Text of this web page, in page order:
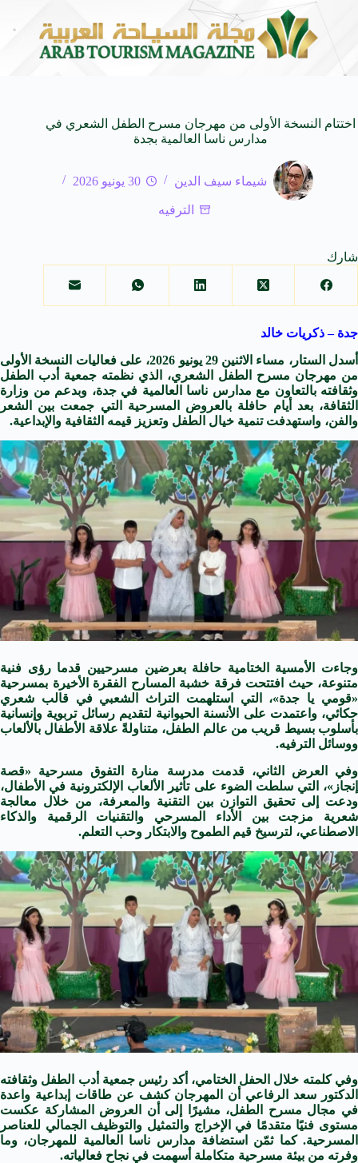
العالمية 8 أغسطس 2026 وزير الثقافة السعودي: استضافة المملكة
اختتام النسخة الأولى من مهرجان مسرح الطفل الشعري في
مدارس ناسا العالمية بجدة
شيماء سيف الدين 30 يونيو 2026
الترفيه
شارك
جدة – ذكريات خالد
أسدل الستار، مساء الاثنين 29 يونيو 2026، على فعاليات النسخة الأولى
من مهرجان مسرح الطفل الشعري، الذي نظمته جمعية أدب الطفل
وثقافته بالتعاون مع مدارس ناسا العالمية في جدة، وبدعم من وزارة
الثقافة، بعد أيام حافلة بالعروض المسرحية التي جمعت بين الشعر
والفن، واستهدفت تنمية خيال الطفل وتعزيز قيمه الثقافية والإبداعية.
وجاءت الأمسية الختامية حافلة بعرضين مسرحيين قدما رؤى فنية
متنوعة، حيث افتتحت فرقة خشبة المسارح الفقرة الأخيرة بمسرحية
«قومي يا جدة»، التي استلهمت التراث الشعبي في قالب شعري
حكائي، واعتمدت على الأنسنة الحيوانية لتقديم رسائل تربوية وإنسانية
بأسلوب بسيط قريب من عالم الطفل، متناولةً علاقة الأطفال بالألعاب
ووسائل الترفيه.
وفي العرض الثاني، قدمت مدرسة منارة التفوق مسرحية «قصة
إنجاز»، التي سلطت الضوء على تأثير الألعاب الإلكترونية في الأطفال،
ودعت إلى تحقيق التوازن بين التقنية والمعرفة، من خلال معالجة
شعرية مزجت بين الأداء المسرحي والتقنيات الرقمية والذكاء
الاصطناعي، لترسيخ قيم الطموح والابتكار وحب التعلم.
وفي كلمته خلال الحفل الختامي، أكد رئيس جمعية أدب الطفل وثقافته
الدكتور سعد الرفاعي أن المهرجان كشف عن طاقات إبداعية واعدة
في مجال مسرح الطفل، مشيرًا إلى أن العروض المشاركة عكست
مستوى فنيًا متقدمًا في الإخراج والتمثيل والتوظيف الجمالي للعناصر
المسرحية. كما ثمّن استضافة مدارس ناسا العالمية للمهرجان، وما
وفرته من بيئة مسرحية متكاملة أسهمت في نجاح فعالياته.